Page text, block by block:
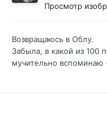
Просмотр
Возвращаюсь в Облу.
Забыла, в какой из 100
мучительно вспоминаю